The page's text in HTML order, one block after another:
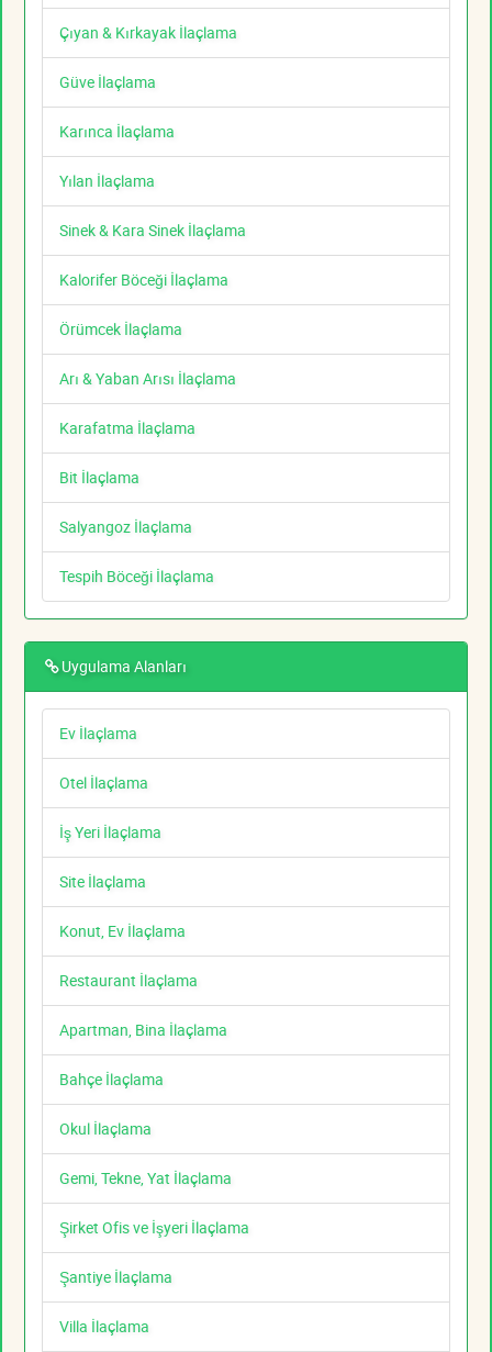
Çıyan & Kırkayak İlaçlama
Güve İlaçlama
Karınca İlaçlama
Yılan İlaçlama
Sinek & Kara Sinek İlaçlama
Kalorifer Böceği İlaçlama
Örümcek İlaçlama
Arı & Yaban Arısı İlaçlama
Karafatma İlaçlama
Bit İlaçlama
Salyangoz İlaçlama
Tespih Böceği İlaçlama
Uygulama Alanları
Ev İlaçlama
Otel İlaçlama
İş Yeri İlaçlama
Site İlaçlama
Konut, Ev İlaçlama
Restaurant İlaçlama
Apartman, Bina İlaçlama
Bahçe İlaçlama
Okul İlaçlama
Gemi, Tekne, Yat İlaçlama
Şirket Ofis ve İşyeri İlaçlama
Şantiye İlaçlama
Villa İlaçlama